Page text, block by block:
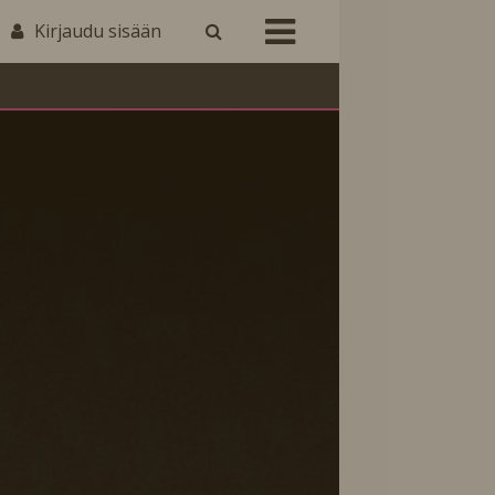
Kirjaudu sisään